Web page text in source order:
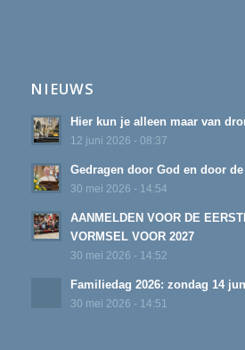
NIEUWS
Hier kun je alleen maar van
12 juni 2026 - 08:37
Gedragen door God en door
30 mei 2026 - 14:54
AANMELDEN VOOR DE
VORMSEL VOOR 2027
30 mei 2026 - 14:52
Familiedag 2026: zondag 14
30 mei 2026 - 14:51